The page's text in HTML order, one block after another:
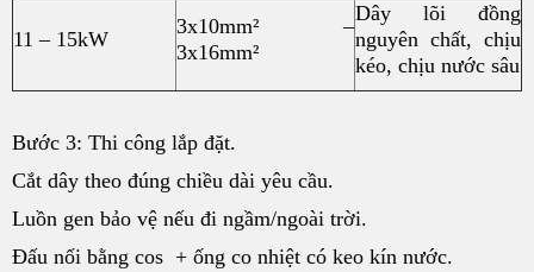
11 – 15kW
3x10mm² –
3x16mm²
Dây lõi đồng
nguyên chất, chịu
kéo, chịu nước sâu
Bước 3: Thi công lắp đặt.
Cắt dây theo đúng chiều dài yêu cầu.
Luồn gen bảo vệ nếu đi ngầm/ngoài trời.
Đấu nối bằng cos + ống co nhiệt có keo kín nước.